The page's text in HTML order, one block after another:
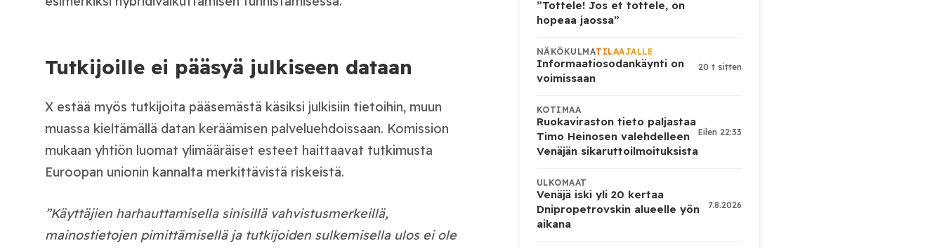
Tutkijoille ei pääsyä julkiseen dataan
X estää myös tutkijoita pääsemästä käsiksi julkisiin tietoihin, muun
muassa kieltämällä datan keräämisen palveluehdoissaan. Komission
mukaan yhtiön luomat ylimääräiset esteet haittaavat tutkimusta
Euroopan unionin kannalta merkittävistä riskeistä.
”Käyttäjien harhauttamisella sinisillä vahvistusmerkeillä,
mainostietojen pimittämisellä ja tutkijoiden sulkemisella ulos ei ole
”Tottele! Jos et tottele, on
hopeaa jaossa”
NÄKÖKULMATILAAJALLE
Informaatiosodankäynti on
voimissaan
20 t sitten
KOTIMAA
Ruokaviraston tieto paljastaa
Timo Heinosen valehdelleen
Venäjän sikaruttoilmoituksista
Eilen 22:33
ULKOMAAT
Venäjä iski yli 20 kertaa
Dnipropetrovskin alueelle yön
aikana
7.8.2026